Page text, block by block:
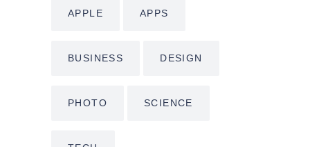
APPLE APPS
BUSINESS DESIGN
PHOTO SCIENCE